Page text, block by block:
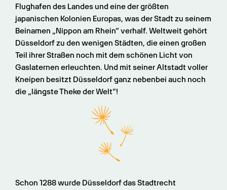
Flughafen des Landes und eine der größten
japanischen Kolonien Europas, was der Stadt zu seinem
Beinamen „Nippon am Rhein“ verhalf. Weltweit gehört
Düsseldorf zu den wenigen Städten, die einen großen
Teil ihrer Straßen noch mit dem schönen Licht von
Gaslaternen erleuchten. Und mit seiner Altstadt voller
Kneipen besitzt Düsseldorf ganz nebenbei auch noch
die „längste Theke der Welt“!
Schon 1288 wurde Düsseldorf das Stadtrecht